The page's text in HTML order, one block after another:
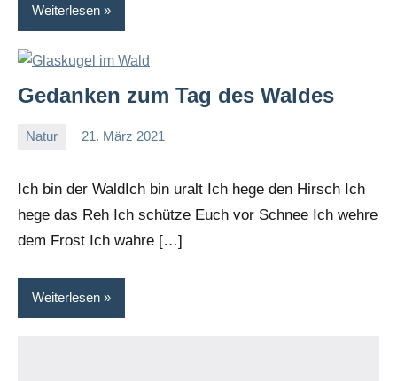
Weiterlesen
Gedanken zum Tag des Waldes
Natur 21. März 2021
Ich bin der WaldIch bin uralt Ich hege den Hirsch Ich
hege das Reh Ich schütze Euch vor Schnee Ich wehre
dem Frost Ich wahre […]
Weiterlesen